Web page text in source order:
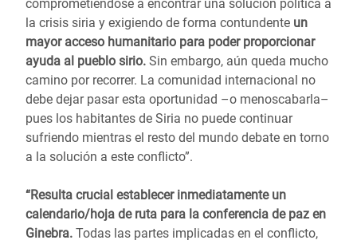
comprometiéndose a encontrar una solución política a
la crisis siria y exigiendo de forma contundente un
mayor acceso humanitario para poder proporcionar
ayuda al pueblo sirio. Sin embargo, aún queda mucho
camino por recorrer. La comunidad internacional no
debe dejar pasar esta oportunidad –o menoscabarla–
pues los habitantes de Siria no puede continuar
sufriendo mientras el resto del mundo debate en torno
a la solución a este conflicto”.
“Resulta crucial establecer inmediatamente un
calendario/hoja de ruta para la conferencia de paz en
Ginebra. Todas las partes implicadas en el conflicto,